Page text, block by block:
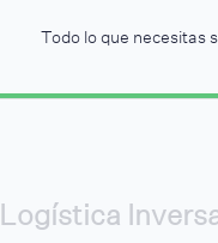
Todo lo que necesitas
Logística